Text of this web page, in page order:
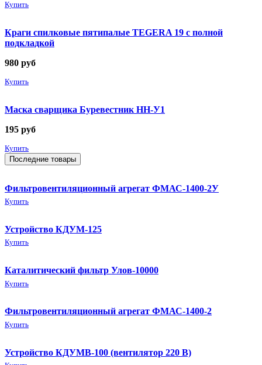
Купить
Краги спилковые пятипалые TEGERA 19 с полной
подкладкой
980 руб
Купить
Маска сварщика Буревестник НН-У1
195 руб
Купить
Последние товары
Фильтровентиляционный агрегат ФМАС-1400-2У
Купить
Устройство КДУМ-125
Купить
Каталитический фильтр Улов-10000
Купить
Фильтровентиляционный агрегат ФМАС-1400-2
Купить
Устройство КДУМВ-100 (вентилятор 220 В)